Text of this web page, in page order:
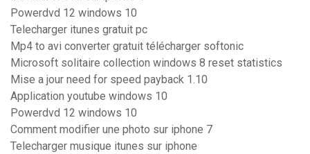
Powerdvd 12 windows 10
Telecharger itunes gratuit pc
Mp4 to avi converter gratuit télécharger softonic
Microsoft solitaire collection windows 8 reset statistics
Mise a jour need for speed payback 1.10
Application youtube windows 10
Powerdvd 12 windows 10
Comment modifier une photo sur iphone 7
Telecharger musique itunes sur iphone